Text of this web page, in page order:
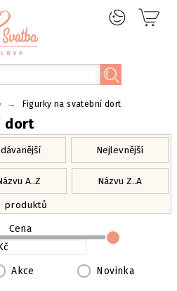
dort
→ Figurky na svatební dort
Nejlevnější
A..Z
Názvu Z..A
produktů
Akce Novinka
Cena